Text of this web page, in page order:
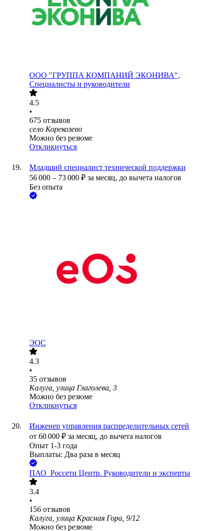
ООО "ГРУППА КОМПАНИЙ ЭКОНИВА",
Специалисты и руководители
4.5
•
675 отзывов
село Корекозево
Можно без резюме
Откликнуться
Младший специалист технической поддержки
56 000 – 73 000 ₽ за месяц, до вычета налогов
Без опыта
ЭОС
4.3
•
35 отзывов
Калуга, улица Глаголева, 3
Можно без резюме
Откликнуться
Инженер управления распределительных сетей
от 60 000 ₽ за месяц, до вычета налогов
Опыт 1-3 года
Выплаты: Два раза в месяц
ПАО Россети Центр. Руководители и эксперты
3.4
•
156 отзывов
Калуга, улица Красная Гора, 9/12
Можно без резюме